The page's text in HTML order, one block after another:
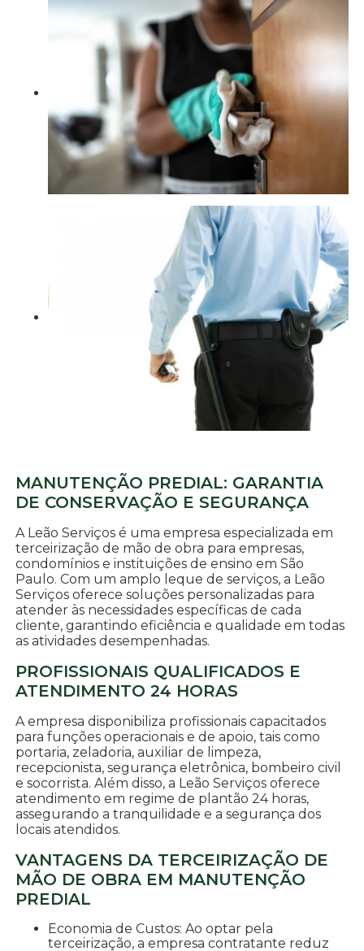
MANUTENÇÃO PREDIAL: GARANTIA
DE CONSERVAÇÃO E SEGURANÇA
A Leão Serviços é uma empresa especializada em
terceirização de mão de obra para empresas,
condomínios e instituições de ensino em São
Paulo. Com um amplo leque de serviços, a Leão
Serviços oferece soluções personalizadas para
atender às necessidades específicas de cada
cliente, garantindo eficiência e qualidade em todas
as atividades desempenhadas.
PROFISSIONAIS QUALIFICADOS E
ATENDIMENTO 24 HORAS
A empresa disponibiliza profissionais capacitados
para funções operacionais e de apoio, tais como
portaria, zeladoria, auxiliar de limpeza,
recepcionista, segurança eletrônica, bombeiro civil
e socorrista. Além disso, a Leão Serviços oferece
atendimento em regime de plantão 24 horas,
assegurando a tranquilidade e a segurança dos
locais atendidos.
VANTAGENS DA TERCEIRIZAÇÃO DE
MÃO DE OBRA EM MANUTENÇÃO
PREDIAL
Economia de Custos: Ao optar pela
terceirização, a empresa contratante reduz